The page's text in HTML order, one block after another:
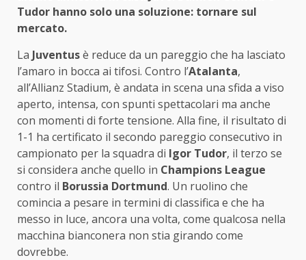
Tudor hanno solo una soluzione: tornare sul
mercato.
La Juventusè reduce da un pareggio che ha lasciato
l’amaro in bocca ai tifosi. Contro l’Atalanta,
all’Allianz Stadium, è andata in scena una sfida a viso
aperto, intensa, con spunti spettacolari ma anche
con momenti di forte tensione. Alla fine, il risultato di
1-1 ha certificato il secondo pareggio consecutivo in
campionato per la squadra di Igor Tudor, il terzo se
si considera anche quello in Champions League
contro il Borussia Dortmund. Un ruolino che
comincia a pesare in termini di classifica e che ha
messo in luce, ancora una volta, come qualcosa nella
macchina bianconera non stia girando come
dovrebbe.